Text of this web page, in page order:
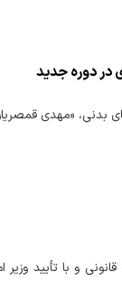
«مهدی
و شرکت‌های دولتی مربوط به سه‌ماهه سوم سال